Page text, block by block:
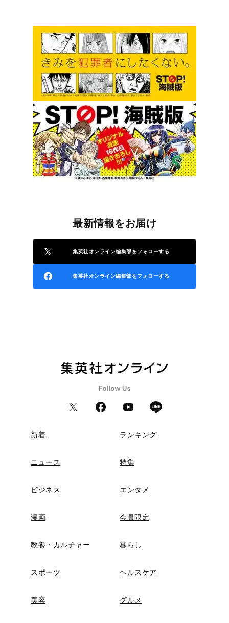
最新情報をお届け
集英社オンライン編集部をフォローする
集英社オンライン編集部をフォローする
新着 ランキング
ニュース 特集
ビジネス エンタメ
漫画 会員限定
教養・カルチャー 暮らし
スポーツ ヘルスケア
美容 グルメ